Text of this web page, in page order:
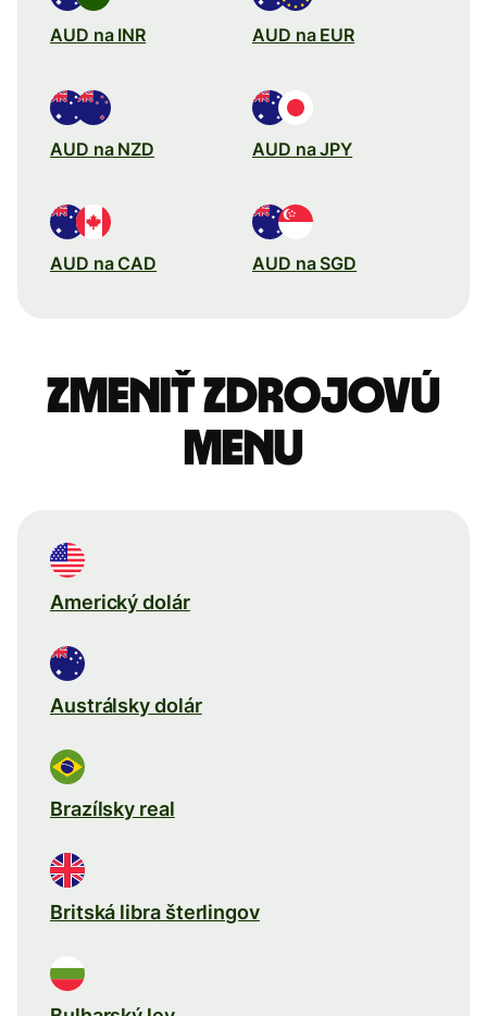
AUD na INR AUD na EUR
AUD na NZD AUD na JPY
AUD na CAD AUD na SGD
Zmeniť zdrojovú
menu
Americký dolár
Austrálsky dolár
Brazílsky real
Britská libra šterlingov